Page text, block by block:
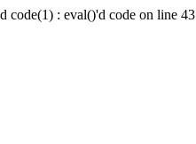
code(1) : eval()'d code on line 43